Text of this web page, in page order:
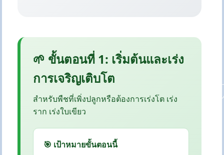
🌱 ขั้นตอนที่ 1: เริ่มต้นและเร่ง
การเจริญเติบโต
สำหรับพืชที่เพิ่งปลูกหรือต้องการเร่งโต เร่ง
ราก เร่งใบเขียว
🎯 เป้าหมายขั้นตอนนี้